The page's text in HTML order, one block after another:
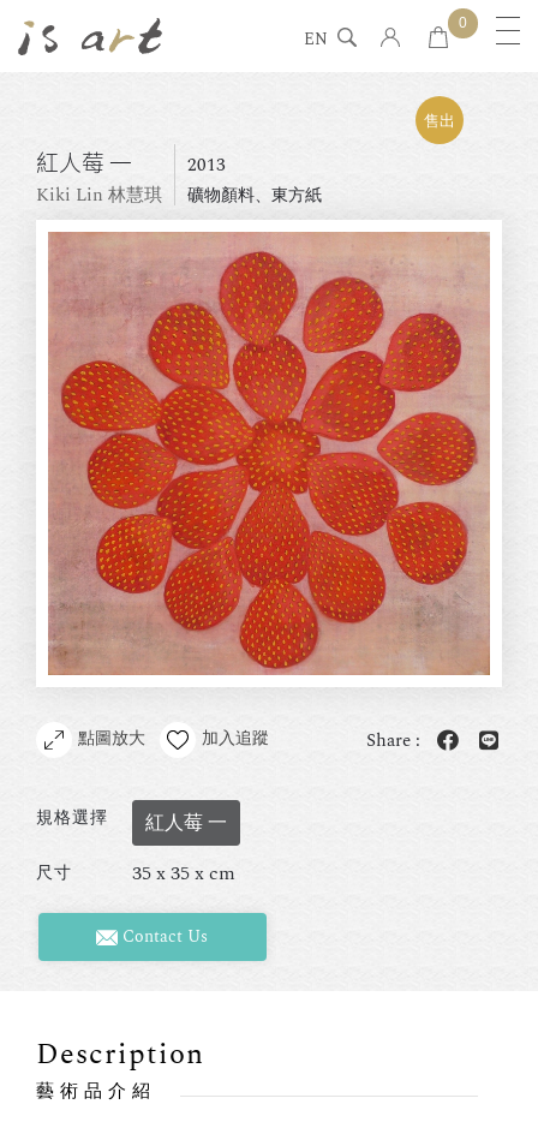
EN
0
紅人莓 一
Kiki Lin 林慧琪
2013
礦物顏料、東方紙
售出
點圖放大 加入追蹤 Share :
規格選擇 紅人莓 一
尺寸 35 x 35 x cm
Contact Us
Description
藝術品介紹